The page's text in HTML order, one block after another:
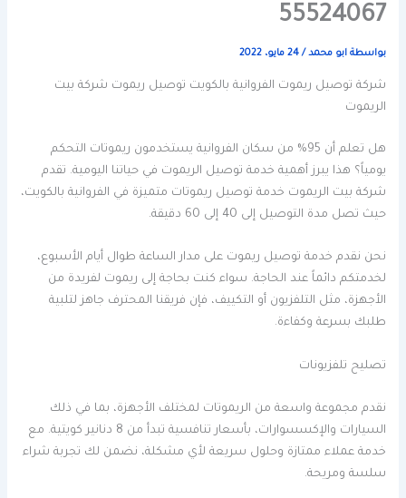
55524067
بواسطة ابو محمد/24 مايو، 2022
شركة توصيل ريموت الفروانية بالكويت توصيل ريموت شركة بيت
الريموت
هل تعلم أن 95% من سكان الفروانية يستخدمون ريموتات التحكم
يومياً؟ هذا يبرز أهمية خدمة توصيل الريموت في حياتنا اليومية. تقدم
شركة بيت الريموت خدمة توصيل ريموتات متميزة في الفروانية بالكويت،
حيث تصل مدة التوصيل إلى 40 إلى 60 دقيقة.
نحن نقدم خدمة توصيل ريموت على مدار الساعة طوال أيام الأسبوع،
لخدمتكم دائماً عند الحاجة. سواء كنت بحاجة إلى ريموت لفريدة من
الأجهزة، مثل التلفزيون أو التكييف، فإن فريقنا المحترف جاهز لتلبية
طلبك بسرعة وكفاءة.
تصليح تلفزيونات
نقدم مجموعة واسعة من الريموتات لمختلف الأجهزة، بما في ذلك
السيارات والإكسسوارات، بأسعار تنافسية تبدأ من 8 دنانير كويتية. مع
خدمة عملاء ممتازة وحلول سريعة لأي مشكلة، نضمن لك تجربة شراء
سلسة ومريحة.